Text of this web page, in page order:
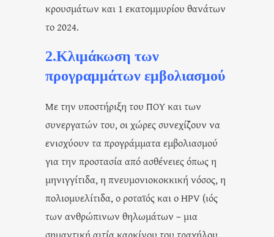
κρουσμάτων και 1 εκατομμυρίου θανάτων
το 2024.
2.Κλιμάκωση των
προγραμμάτων εμβολιασμού
Με την υποστήριξη του ΠΟΥ και των
συνεργατών του, οι χώρες συνεχίζουν να
ενισχύουν τα προγράμματα εμβολιασμού
για την προστασία από ασθένειες όπως η
μηνιγγίτιδα, η πνευμονιοκοκκική νόσος, η
πολιομυελίτιδα, ο ροταϊός και ο HPV (ιός
των ανθρώπινων θηλωμάτων – μια
σημαντική αιτία καρκίνου του τραχήλου